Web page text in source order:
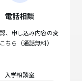
電話相談
、申し込み内容の変
ちら（通話無料）
入学相談室